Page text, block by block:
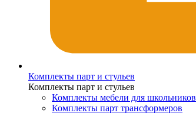
Комплекты парт и стульев
Комплекты парт и стульев
Комплекты мебели для школьников
Комплекты парт трансформеров